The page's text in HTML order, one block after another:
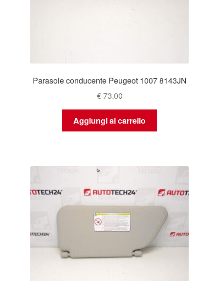
Parasole conducente Peugeot 1007 8143JN
€73.00
Aggiungi al carrello